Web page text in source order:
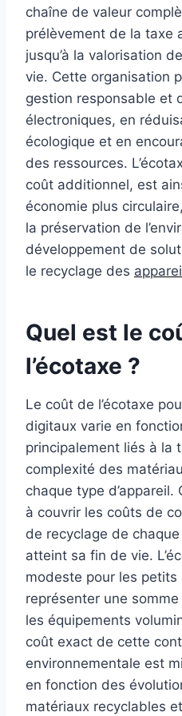
chaîne de valeur
prélèvement de la taxe
jusqu’à la valorisation
vie. Cette organisation
gestion responsable et
électroniques, en
écologique et en
des ressources.
coût additionnel, est
économie plus
la préservation de
développement de
le recyclage des
Quel est le
l’écotaxe ?
Le coût de l’écotaxe
digitaux varie en
principalement liés à la
complexité des
chaque type
à couvrir les coûts de
de recyclage de
atteint sa fin de vie.
modeste pour les petits
représenter une
les équipements
coût exact de cette
environnementale est
en fonction des
matériaux recyclables